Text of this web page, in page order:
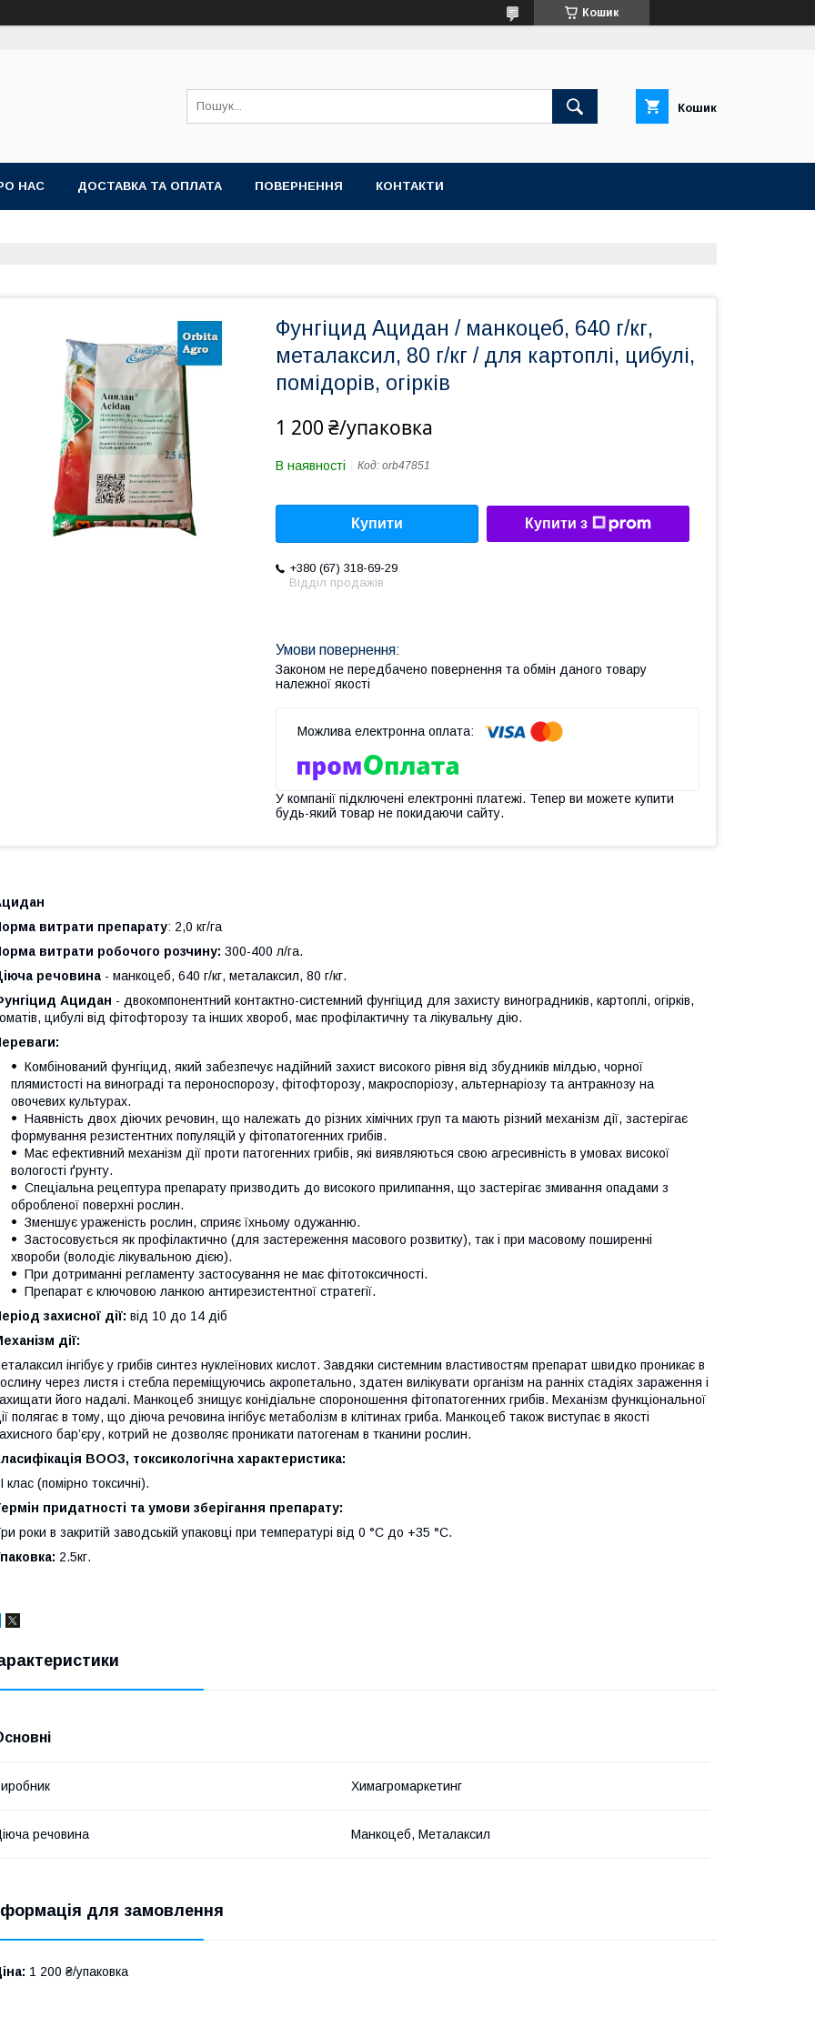
Кошик
Кошик
НАС ДОСТАВКА ТА ОПЛАТА ПОВЕРНЕННЯ КОНТАКТИ
Фунгіцид Ацидан / манкоцеб, 640 г/кг,
металаксил, 80 г/кг / для картоплі, цибулі,
помідорів, огірків
1 200 ₴/упаковка
В наявності Код: orb47851
Купити Купити з
+380 (67) 318-69-29
Відділ продажів
Законом не передбачено повернення та обмін даного товару
належної якості
У компанії підключені електронні платежі. Тепер ви можете купити
будь-який товар не покидаючи сайту.
витрати препарату: 2,0 кг/га
витрати робочого розчину: 300-400 л/га.
речовина - манкоцеб, 640 г/кг, металаксил, 80 г/кг.
Ацидан - двокомпонентний контактно-системний фунгіцид для захисту виноградників, картоплі, огірків,
цибулі від фітофторозу та інших хвороб, має профілактичну та лікувальну дію.
Комбінований фунгіцид, який забезпечує надійний захист високого рівня від збудників мілдью, чорної
плямистості на винограді та пероноспорозу, фітофторозу, макроспоріозу, альтернаріозу та антракнозу на
овочевих культурах.
Наявність двох діючих речовин, що належать до різних хімічних груп та мають різний механізм дії, застерігає
формування резистентних популяцій у фітопатогенних грибів.
Має ефективний механізм дії проти патогенних грибів, які виявляються свою агресивність в умовах високої
вологості ґрунту.
Спеціальна рецептура препарату призводить до високого прилипання, що застерігає змивання опадами з
обробленої поверхні рослин.
Зменшує ураженість рослин, сприяє їхньому одужанню.
Застосовується як профілактично (для застереження масового розвитку), так і при масовому поширенні
хвороби (володіє лікувальною дією).
При дотриманні регламенту застосування не має фітотоксичності.
Препарат є ключовою ланкою антирезистентної стратегії.
захисної дії: від 10 до 14 діб
дії:
інгібує у грибів синтез нуклеїнових кислот. Завдяки системним властивостям препарат швидко проникає в
через листя і стебла переміщуючись акропетально, здатен вилікувати організм на ранніх стадіях зараження і
його надалі. Манкоцеб знищує конідіальне спороношення фітопатогенних грибів. Механізм функціональної
полягає в тому, що діюча речовина інгібує метаболізм в клітинах гриба. Манкоцеб також виступає в якості
бар’єру, котрий не дозволяє проникати патогенам в тканини рослин.
ВООЗ, токсикологічна характеристика:
клас (помірно токсичні).
придатності та умови зберігання препарату:
роки в закритій заводській упаковці при температурі від 0 °С до +35 °С.
2.5кг.
Химагромаркетинг
речовина Манкоцеб, Металаксил
для замовлення
1 200 ₴/упаковка